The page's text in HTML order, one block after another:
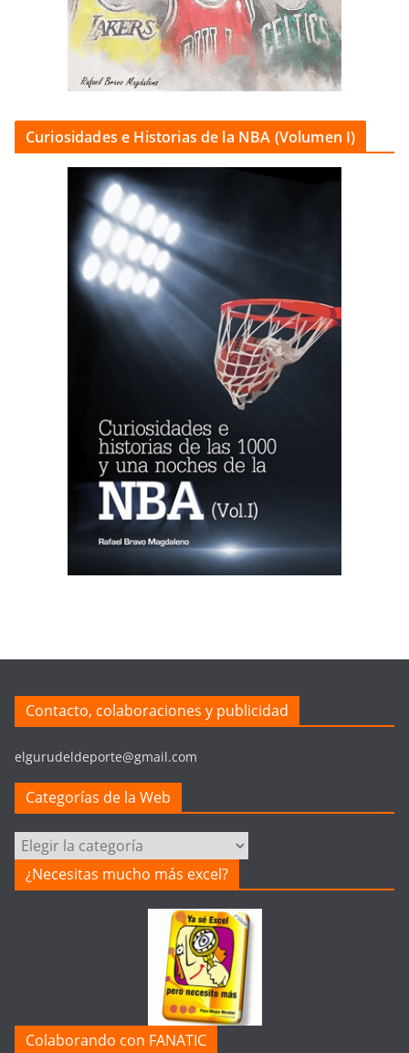
Curiosidades e Historias de la NBA (Volumen I)
Contacto, colaboraciones y publicidad
elgurudeldeporte@gmail.com
Categorías de la Web
Categorías
de
la
¿Necesitas mucho más excel?
Colaborando con FANATIC